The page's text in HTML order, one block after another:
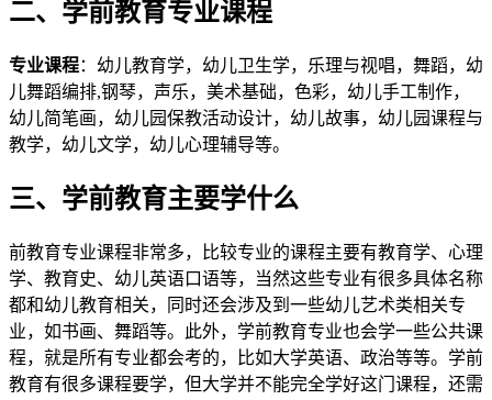
二、学前教育专业课程
专业课程：幼儿教育学，幼儿卫生学，乐理与视唱，舞蹈，幼
儿舞蹈编排,钢琴，声乐，美术基础，色彩，幼儿手工制作，
幼儿简笔画，幼儿园保教活动设计，幼儿故事，幼儿园课程与
教学，幼儿文学，幼儿心理辅导等。
三、 学前教育主要学什么
前教育专业课程非常多，比较专业的课程主要有教育学、心理
学、教育史、幼儿英语口语等，当然这些专业有很多具体名称
都和幼儿教育相关，同时还会涉及到一些幼儿艺术类相关专
业，如书画、舞蹈等。此外，学前教育专业也会学一些公共课
程，就是所有专业都会考的，比如大学英语、政治等等。学前
教育有很多课程要学，但大学并不能完全学好这门课程，还需